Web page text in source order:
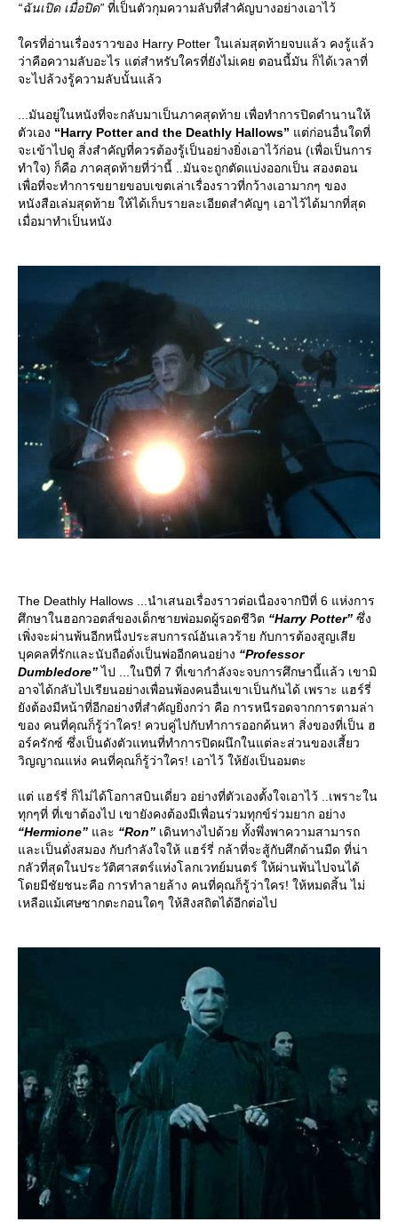
“ฉันเปิด เมื่อปิด” ที่เป็นตัวกุมความลับที่สำคัญบางอย่างเอาไว้
ครที่อ่านเรื่องราวของ Harry Potter ในเล่มสุดท้ายจบแล้ว คงรู้แล้ว
ว่าคือความลับอะไร แต่สำหรับใครที่ยังไม่เคย ตอนนี้มัน ก็ได้เวลาที่
จะไปล้วงรู้ความลับนั้นแล้ว
...มันอยู่ในหนังที่จะกลับมาเป็นภาคสุดท้าย เพื่อทำการปิดตำนานให้
ตัวเอง “Harry Potter and the Deathly Hallows” ต่ก่อนอื่นใดที่
จะเข้าไปดู สิ่งสำคัญที่ควรต้องรู้เป็นอย่างยิ่งเอาไว้ก่อน (เพื่อเป็นการ
ทำใจ) ก็คือ ภาคสุดท้ายที่ว่านี้ ..มันจะถูกตัดแบ่งออกเป็น สองตอน
เพื่อที่จะทำการขยายขอบเขตเล่าเรื่องราวที่กว้างเอามากๆ ของ
หนังสือเล่มสุดท้าย ให้ได้เก็บรายละเอียดสำคัญๆ เอาไว้ได้มากที่สุด
เมื่อมาทำเป็นหนัง
The Deathly Hallows ...นำเสนอเรื่องราวต่อเนื่องจากปีที่ 6 แห่งการ
ศึกษาในฮอกวอตส์ของเด็กชายพ่อมดผู้รอดชีวิต “Harry Potter” ซึ่ง
เพิ่งจะผ่านพ้นอีกหนึ่งประสบการณ์อันเลวร้าย กับการต้องสูญเสี
บุคคลที่รักและนับถือดั่งเป็นพ่ออีกคนอย่าง “Professor
Dumbledore”ไป ...ในปีที่ 7 ที่เขากำลังจะจบการศึกษานี้แล้ว เขามิ
อาจได้กลับไปเรียนอย่างเพื่อนพ้องคนอื่นเขาเป็นกันได้ เพราะ แฮร์รี่
ังต้องมีหน้าที่อีกอย่างที่สำคัญยิ่งกว่า คือ การหนีรอดจากการตามล่า
ของ คนที่คุณก็รู้ว่าใคร! ควบคู่ไปกับทำการออกค้นหา สิ่งของที่เป็น ฮ
อร์ครักซ์ ซึ่งเป็นดังตัวแทนที่ทำการปิดผนึกในแต่ละส่วนของเสี้ยว
วิญญาณแห่ง คนที่คุณก็รู้ว่าใคร! เอาไว้ ให้ยังเป็นอมตะ
ต่ แฮร์รี่ ก็ไม่ได้โอกาสบินเดี่ยว อย่างที่ตัวเองตั้งใจเอาไว้ ..เพราะใน
ทุกๆที่ ที่เขาต้องไป เขายังคงต้องมีเพื่อนร่วมทุกข์ร่วมยาก อย่าง
“Hermione” ละ “Ron” เดินทางไปด้วย ทั้งพึ่งพาความสามารถ
ละเป็นดั่งสมอง กับกำลังใจให้ แฮร์รี่ กล้าที่จะสู้กับศึกด้านมืด ที่น่า
กลัวที่สุดในประวัติศาสตร์แห่งโลกเวทย์มนตร์ ให้ผ่านพ้นไปจนได้
ดยมีชัยชนะคือ การทำลายล้าง คนที่คุณก็รู้ว่าใคร! ให้หมดสิ้น ไม่
เหลือแม้เศษซากตะกอนใดๆ ให้สิงสถิตได้อีกต่อไป